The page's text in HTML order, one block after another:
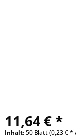
11,64 € *
Inhalt:50 Blatt (0,23 € *